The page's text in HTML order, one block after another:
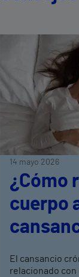
14 mayo 2026
¿Cómo
cuerpo
El cansancio
relacionado